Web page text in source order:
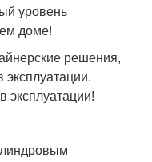
уровень
доме!
решения,
эксплуатации.
эксплуатации!